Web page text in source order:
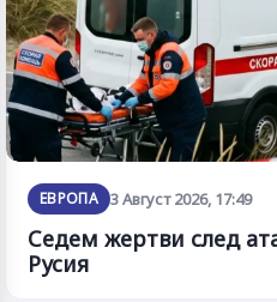
ЕВРОПА 3 Август 2026, 17:49
Седем жертви след
Русия